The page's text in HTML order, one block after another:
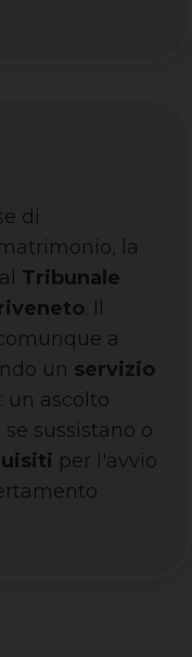
di
la
Tribunale
. Il
a
un servizio
: un ascolto
sussistano o
per l'avvio